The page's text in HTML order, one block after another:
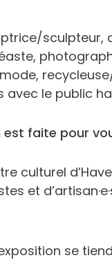
sculpteur,
le public
faite pour
culturel
et
se